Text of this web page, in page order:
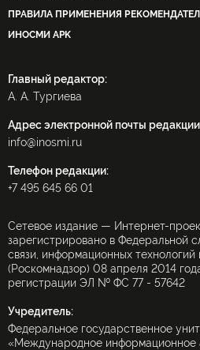
ПРАВИЛА ПРИМЕНЕНИЯ
ИНОСМИ APK
Главный редактор:
А. А. Тургиева
Адрес электронной почты
info@inosmi.ru
Телефон редакции:
+7 495 645 66 01
Сетевое издание — Интернет-
зарегистрировано в Федеральной
связи, информационных
(Роскомнадзор) 08 апреля 2014
регистрации ЭЛ № ФС 77 - 57642
Учредитель:
Федеральное государственное
«Международное информационное